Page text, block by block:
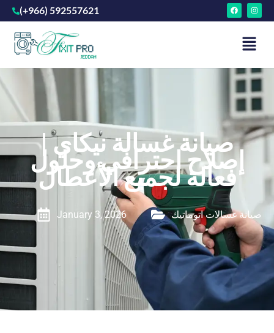
(+966) 592557621
صيانة غسالة نيكاي |
إصلاح احترافي وحلول
فعالة لجميع الأعطال
January 3, 2026 صيانة غسالات اتوماتيك